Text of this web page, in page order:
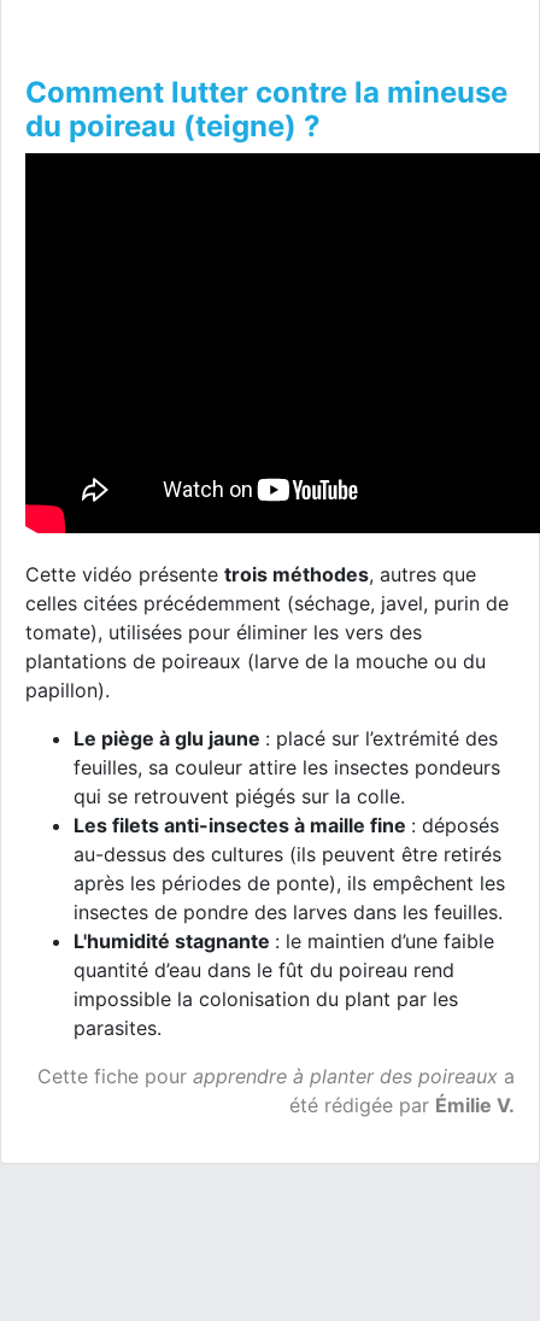
Comment lutter contre la mineuse
du poireau (teigne) ?
Cette vidéo présente trois méthodes, autres que
celles citées précédemment (séchage, javel, purin de
tomate), utilisées pour éliminer les vers des
plantations de poireaux (larve de la mouche ou du
papillon).
Le piège à glu jaune : placé sur l’extrémité des
feuilles, sa couleur attire les insectes pondeurs
qui se retrouvent piégés sur la colle.
Les filets anti-insectes à maille fine : déposés
au-dessus des cultures (ils peuvent être retirés
après les périodes de ponte), ils empêchent les
insectes de pondre des larves dans les feuilles.
L'humidité stagnante : le maintien d’une faible
quantité d’eau dans le fût du poireau rend
impossible la colonisation du plant par les
parasites.
Cette fiche pour apprendre à planter des poireaux a
été rédigée par Émilie V.